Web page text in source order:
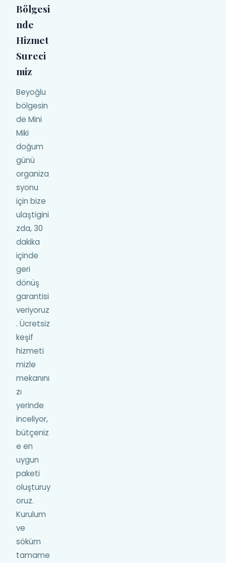
Bölgesi
nde
Hizmet
Sureci
miz
Beyoğlu
bölgesin
de Mini
Miki
doğum
günü
organiza
syonu
için bize
ulaştigini
zda, 30
dakika
içinde
geri
dönüş
garantisi
veriyoruz
. Ücretsiz
keşif
hizmeti
mizle
mekanını
zı
yerinde
inceliyor,
bütçeniz
e en
uygun
paketi
oluşturuy
oruz.
Kurulum
ve
söküm
tamame